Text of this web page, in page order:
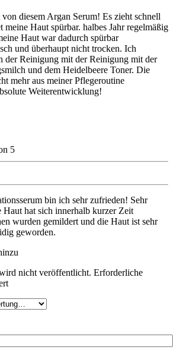
diesem Argan Serum! Es zieht schnell
meine Haut spürbar. halbes Jahr regelmäßig
Haut war dadurch spürbar
und überhaupt nicht trocken. Ich
der Reinigung mit der Reinigung mit der
und dem Heidelbeere Toner. Die
mehr aus meiner Pflegeroutine
Weiterentwicklung!
5
bin ich sehr zufrieden! Sehr
hat sich innerhalb kurzer Zeit
wurden gemildert und die Haut ist sehr
geworden.
nicht veröffentlicht. Erforderliche